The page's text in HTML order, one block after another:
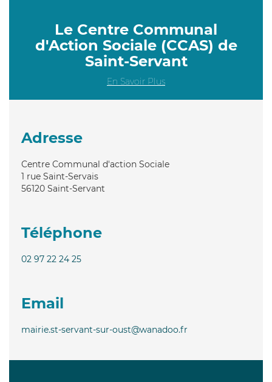
Le Centre Communal
d'Action Sociale (CCAS) de
Saint-Servant
En Savoir Plus
Adresse
Centre Communal d'action Sociale
1 rue Saint-Servais
56120 Saint-Servant
Téléphone
02 97 22 24 25
Email
mairie.st-servant-sur-oust@wanadoo.fr